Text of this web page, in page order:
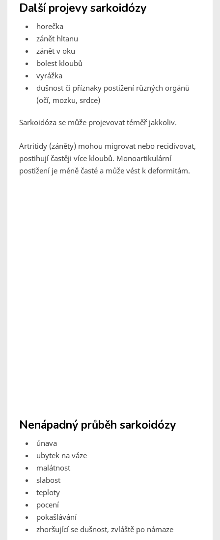
Další projevy sarkoidózy
horečka
zánět hltanu
zánět v oku
bolest kloubů
vyrážka
dušnost či příznaky postižení různých orgánů
(očí, mozku, srdce)
Sarkoidóza se může projevovat téměř jakkoliv.
Artritidy (záněty) mohou migrovat nebo recidivovat,
postihují častěji více kloubů. Monoartikulární
postižení je méně časté a může vést k deformitám.
Nenápadný průběh sarkoidózy
únava
ubytek na váze
malátnost
slabost
teploty
pocení
pokašlávání
zhoršující se dušnost, zvláště po námaze